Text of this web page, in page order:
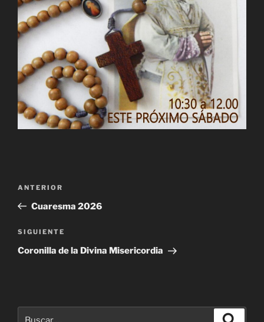
entradas
Entrada
anterior:
ANTERIOR
Cuaresma 2026
Siguiente
entrada
SIGUIENTE
Coronilla de la Divina Misericordia